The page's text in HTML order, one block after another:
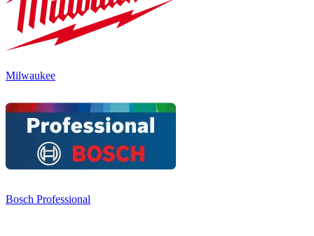
Milwaukee
Bosch Professional